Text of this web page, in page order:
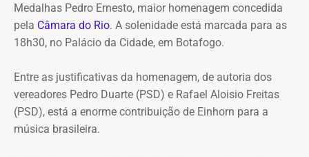
estão:
Mudança brusca na estratégia de investimento: a
20% logo na primeira reunião da nova gestão,
desrespeitando os estudos técnicos e pareceres da
consultoria financeira contratada, que desaconselhavam
o investimento de longo prazo.
Medalhas Pedro Ernesto, maior homenagem concedida
pela Câmara do Rio. A solenidade está marcada para as
18h30, no Palácio da Cidade, em Botafogo.
Entre as justificativas da homenagem, de autoria dos
vereadores Pedro Duarte (PSD) e Rafael Aloisio Freitas
(PSD), está a enorme contribuição de Einhorn para a
música brasileira.